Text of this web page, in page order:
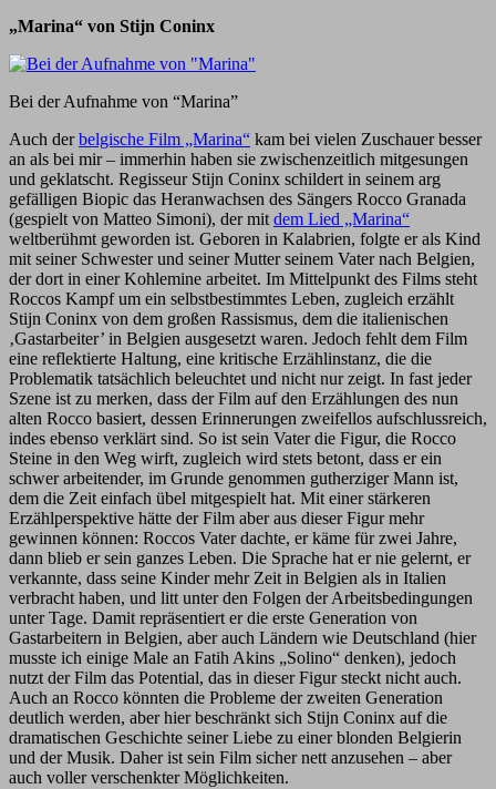
„Marina“ von Stijn Coninx
Bei der Aufnahme von “Marina”
Auch derbelgische Film „Marina“ kam bei vielen Zuschauer besser
an als bei mir – immerhin haben sie zwischenzeitlich mitgesungen
und geklatscht. Regisseur Stijn Coninx schildert in seinem arg
gefälligen Biopic das Heranwachsen des Sängers Rocco Granada
(gespielt von Matteo Simoni), der mit dem Lied „Marina“
weltberühmt geworden ist. Geboren in Kalabrien, folgte er als Kind
mit seiner Schwester und seiner Mutter seinem Vater nach Belgien,
der dort in einer Kohlemine arbeitet. Im Mittelpunkt des Films steht
Roccos Kampf um ein selbstbestimmtes Leben, zugleich erzählt
Stijn Coninx von dem großen Rassismus, dem die italienischen
‚Gastarbeiter’ in Belgien ausgesetzt waren. Jedoch fehlt dem Film
eine reflektierte Haltung, eine kritische Erzählinstanz, die die
Problematik tatsächlich beleuchtet und nicht nur zeigt. In fast jeder
Szene ist zu merken, dass der Film auf den Erzählungen des nun
alten Rocco basiert, dessen Erinnerungen zweifellos aufschlussreich,
indes ebenso verklärt sind. So ist sein Vater die Figur, die Rocco
Steine in den Weg wirft, zugleich wird stets betont, dass er ein
schwer arbeitender, im Grunde genommen gutherziger Mann ist,
dem die Zeit einfach übel mitgespielt hat. Mit einer stärkeren
Erzählperspektive hätte der Film aber aus dieser Figur mehr
gewinnen können: Roccos Vater dachte, er käme für zwei Jahre,
dann blieb er sein ganzes Leben. Die Sprache hat er nie gelernt, er
verkannte, dass seine Kinder mehr Zeit in Belgien als in Italien
verbracht haben, und litt unter den Folgen der Arbeitsbedingungen
unter Tage. Damit repräsentiert er die erste Generation von
Gastarbeitern in Belgien, aber auch Ländern wie Deutschland (hier
musste ich einige Male an Fatih Akins „Solino“ denken), jedoch
nutzt der Film das Potential, das in dieser Figur steckt nicht auch.
Auch an Rocco könnten die Probleme der zweiten Generation
deutlich werden, aber hier beschränkt sich Stijn Coninx auf die
dramatischen Geschichte seiner Liebe zu einer blonden Belgierin
und der Musik. Daher ist sein Film sicher nett anzusehen – aber
auch voller verschenkter Möglichkeiten.